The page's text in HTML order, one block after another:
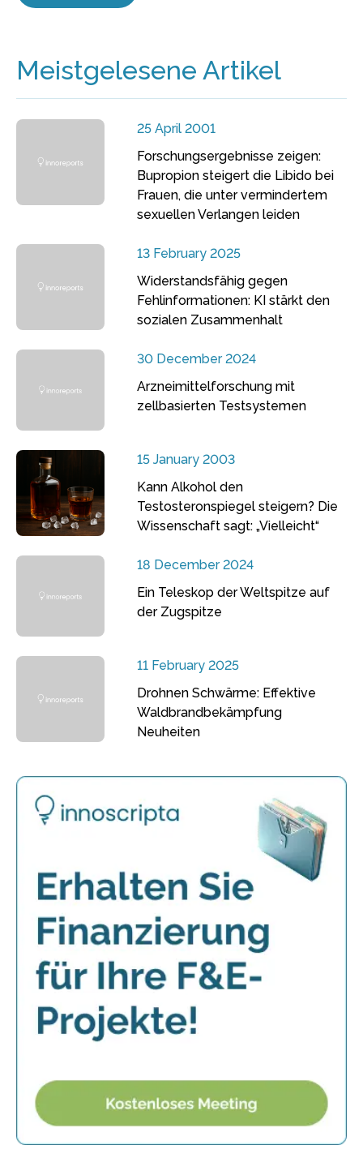
Meistgelesene Artikel
25 April 2001
Forschungsergebnisse zeigen:
Bupropion steigert die Libido bei
Frauen, die unter vermindertem
sexuellen Verlangen leiden
13 February 2025
Widerstandsfähig gegen
Fehlinformationen: KI stärkt den
sozialen Zusammenhalt
30 December 2024
Arzneimittelforschung mit
zellbasierten Testsystemen
15 January 2003
Kann Alkohol den
Testosteronspiegel steigern? Die
Wissenschaft sagt: „Vielleicht“
18 December 2024
Ein Teleskop der Weltspitze auf
der Zugspitze
11 February 2025
Drohnen Schwärme: Effektive
Waldbrandbekämpfung
Neuheiten